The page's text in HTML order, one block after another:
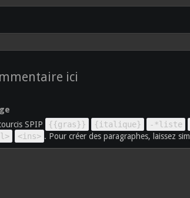
ici
SPIP
{{gras}} {italique} -*liste
<ins> . Pour créer des paragraphes, laissez